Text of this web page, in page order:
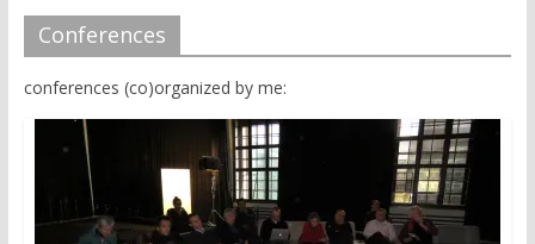
Conferences
conferences (co)organized by me: